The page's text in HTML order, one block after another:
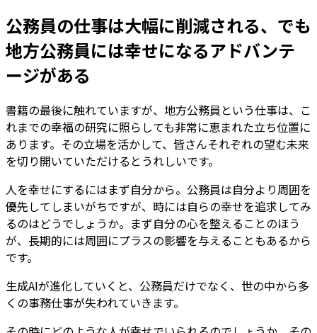
公務員の仕事は大幅に削減される、でも
地方公務員には幸せになるアドバンテ
ージがある
書籍の最後に触れていますが、地方公務員という仕事は、こ
れまでの幸福の研究に照らしても非常に恵まれた立ち位置に
あります。その立場を活かして、皆さんそれぞれの望む未来
を切り開いていただけるとうれしいです。
人を幸せにするにはまず自分から。 公務員は自分より周囲を
優先してしまいがちですが、時には自らの幸せを追求してみ
るのはどうでしょうか。まず自分の心を整えることのほう
が、長期的には周囲にプラスの影響を与えることもあるから
です。
生成AIが進化していくと、公務員だけでなく、世の中から多
くの事務仕事が失われていきます。